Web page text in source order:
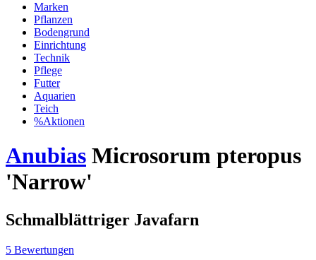
Marken
Pflanzen
Bodengrund
Einrichtung
Technik
Pflege
Futter
Aquarien
Teich
%Aktionen
Anubias Microsorum pteropus
'Narrow'
Schmalblättriger Javafarn
5 Bewertungen